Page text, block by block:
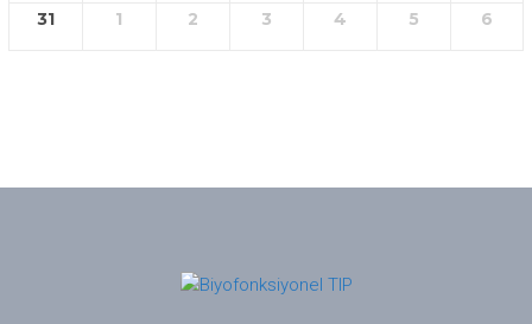
31 1 2 3 4 5 6